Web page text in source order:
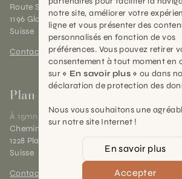
Route Suisse 40
1196 Gland (VD)
Suisse
Contact et horaires
Plan-les-Ouates
À 15mn du centre de Genève
Chemin des Charrotons 25
1228 Plan-les-Ouates (GE)
Suisse
Contact et horaires
notre site, améliorer votre
ligne et vous présenter des
personnalisés en fonction de vos
préférences. Vous pouvez retirer
consentement à tout moment en
sur « En savoir plus » ou dans
déclaration de protection des
Nous vous souhaitons une
sur notre site Internet !
En savoir plus
Accepter